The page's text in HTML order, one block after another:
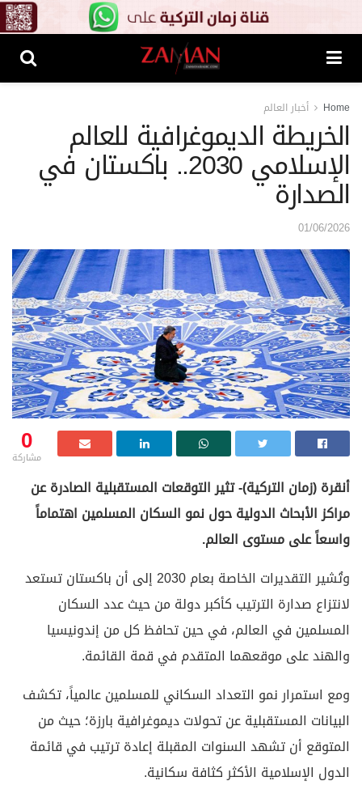
Home أخبار العالم
الخريطة الديموغرافية للعالم
الإسلامي 2030.. باكستان في
الصدارة
01/06/2026
0
مشاركة
أنقرة (زمان التركية)- تثير التوقعات المستقبلية الصادرة عن
مراكز الأبحاث الدولية حول نمو السكان المسلمين اهتماماً
واسعاً على مستوى العالم.
وتُشير التقديرات الخاصة بعام 2030 إلى أن باكستان تستعد
لانتزاع صدارة الترتيب كأكبر دولة من حيث عدد السكان
المسلمين في العالم، في حين تحافظ كل من إندونيسيا
والهند على موقعهما المتقدم في قمة القائمة.
ومع استمرار نمو التعداد السكاني للمسلمين عالمياً، تكشف
البيانات المستقبلية عن تحولات ديموغرافية بارزة؛ حيث من
المتوقع أن تشهد السنوات المقبلة إعادة ترتيب في قائمة
الدول الإسلامية الأكثر كثافة سكانية.